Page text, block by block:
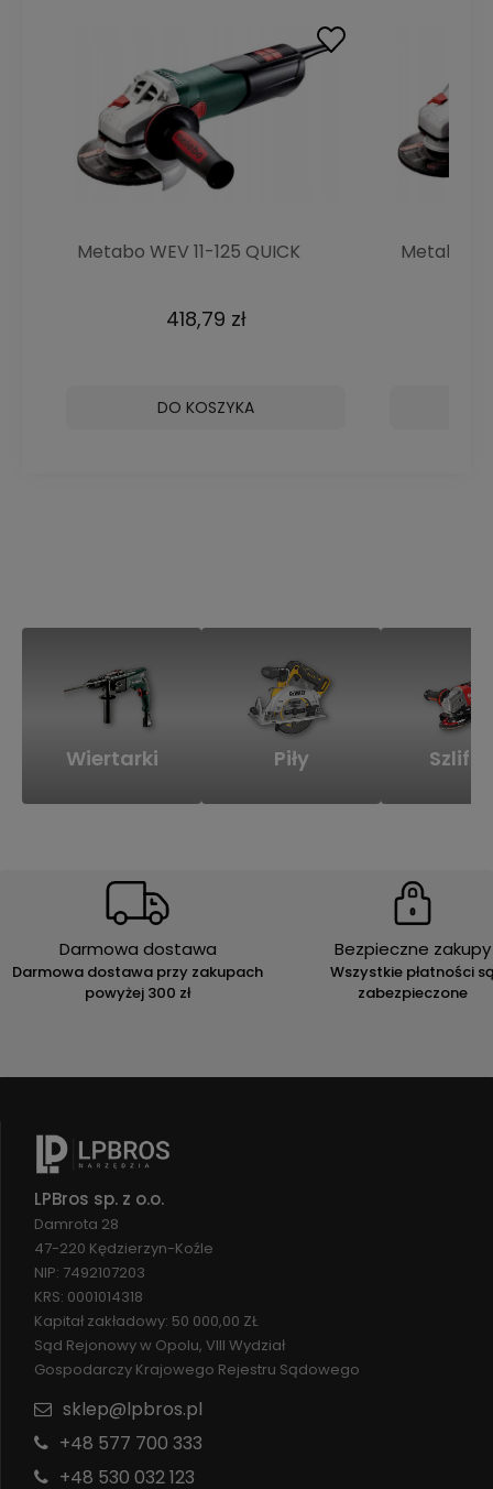
Metabo WEV 11-125 QUICK
418,79 zł
DO KOSZYKA
Metabo
Wiertarki Piły
Darmowa dostawa
Darmowa dostawa przy zakupach
powyżej 300 zł
Bezpieczne zakupy
Wszystkie płatności
zabezpieczone
LPBros sp. z o.o.
Damrota 28
47-220 Kędzierzyn-Koźle
NIP: 7492107203
KRS: 0001014318
Kapitał zakładowy: 50 000,00 ZŁ
Sąd Rejonowy w Opolu, VIII Wydział
Gospodarczy Krajowego Rejestru Sądowego
sklep@lpbros.pl
+48 577 700 333
+48 530 032 123